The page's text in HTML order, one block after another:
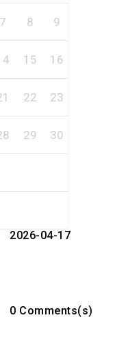
7 8 9
15 16
22 23
29 30
2026-04-17
0 Comments(s)